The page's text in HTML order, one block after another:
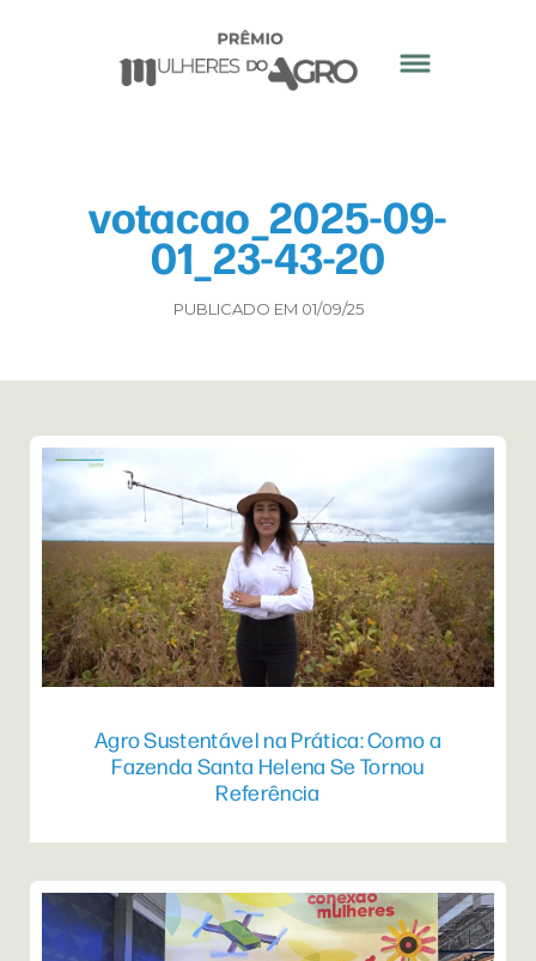
votacao_2025-09-
01_23-43-20
PUBLICADO EM 01/09/25
Agro Sustentável na Prática: Como a
Fazenda Santa Helena Se Tornou
Referência